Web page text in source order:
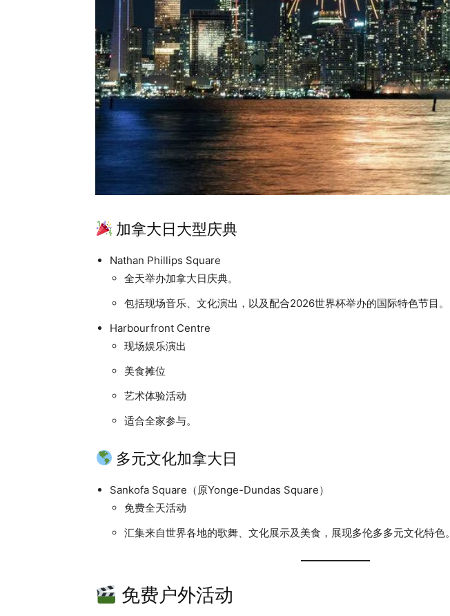
加拿大日大型庆典
Nathan Phillips Square
全天举办加拿大日庆典。
包括现场音乐、文化演出，以及配合2026世界杯举办的国际特色节目。
Harbourfront Centre
现场娱乐演出
美食摊位
艺术体验活动
适合全家参与。
多元文化加拿大日
Sankofa Square（原Yonge-Dundas Square）
免费全天活动
汇集来自世界各地的歌舞、文化展示及美食，展现多伦多多元文化特色。
免费户外活动